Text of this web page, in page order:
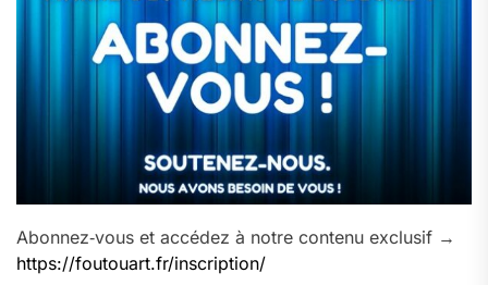
Abonnez‑vous et accédez à notre contenu exclusif →
https://foutouart.fr/inscription/